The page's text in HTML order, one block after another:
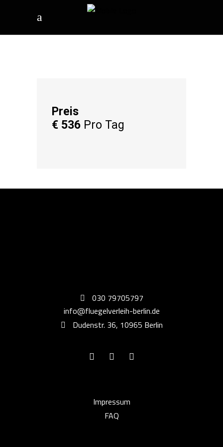
Preis
€ 536 Pro Tag
030 79705797
info@fluegelverleih-berlin.de
Dudenstr. 36, 10965 Berlin
Impressum
FAQ